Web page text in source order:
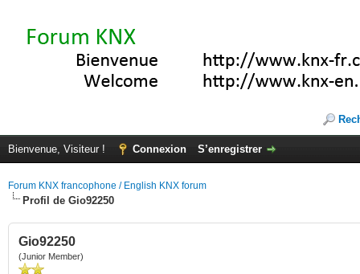
Bienvenue, Visiteur ! Connexion S’enregistrer
Forum KNX francophone / English KNX forum
Profil de Gio92250
Gio92250
(Junior Member)